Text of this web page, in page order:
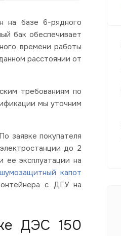
на базе 6-рядного
бак обеспечивает
времени работы
расстоянии от
требованиям по
мы уточним
заявке покупателя
до 2
ее эксплуатации на
шумозащитный капот
с ДГУ на
ДЭС 150